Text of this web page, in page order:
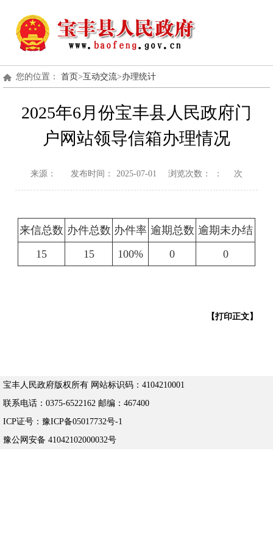
您的位置： 首页>互动交流>办理统计
2025年6月份宝丰县人民政府门
户网站领导信箱办理情况
来源： 发布时间： 2025-07-01 浏览次数： ： 次
来信总数 办件总数 办件率 逾期总数 逾期未办结
15
15 100% 0 0
【打印正文】
宝丰人民政府版权所有 网站标识码：4104210001
联系电话：0375-6522162 邮编：467400
ICP证号：豫ICP备05017732号-1
豫公网安备 41042102000032号